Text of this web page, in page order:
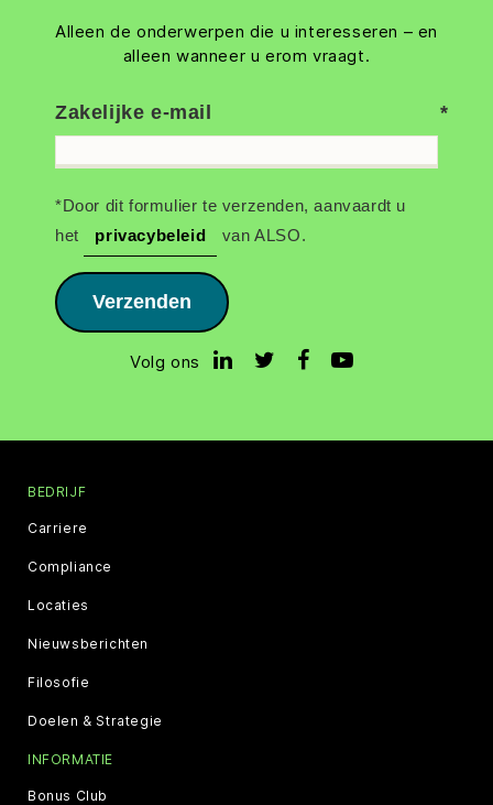
Alleen de onderwerpen die u interesseren – en
alleen wanneer u erom vraagt.
Zakelijke e-mail
*Door dit formulier te verzenden, aanvaardt u
het
privacybeleid van ALSO.
Verzenden
Volg ons
BEDRIJF
Carriere
Compliance
Locaties
Nieuwsberichten
Filosofie
Doelen & Strategie
INFORMATIE
Bonus Club